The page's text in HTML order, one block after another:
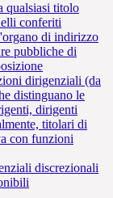
qualsiasi titolo
conferiti
di indirizzo
pubbliche di
dirigenziali (da
distinguano le
dirigenti
titolari di
con funzioni
discrezionali